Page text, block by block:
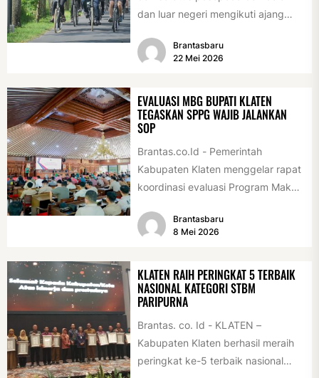
dan luar negeri mengikuti ajang
Association Rally...
Brantasbaru
22 Mei 2026
EVALUASI MBG BUPATI KLATEN
TEGASKAN SPPG WAJIB JALANKAN
SOP
Brantas.co.Id - Pemerintah
Kabupaten Klaten menggelar rapat
koordinasi evaluasi Program Makan
Pemerintah Kabupaten Klaten,
Kamis...
Brantasbaru
8 Mei 2026
KLATEN RAIH PERINGKAT 5 TERBAIK
NASIONAL KATEGORI STBM
PARIPURNA
Brantas. co. Id - KLATEN –
Kabupaten Klaten berhasil meraih
peringkat ke-5 terbaik nasional